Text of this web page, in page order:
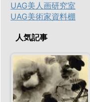
UAG美人画研究室
UAG美術家資料棚
人気記事